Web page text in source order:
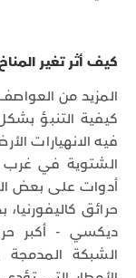
كيف أثر تغير
المزيد من
كيفية التنبؤ
فيه الانهيارات
الشتوية في غرب
أدوات على بعض
حرائق
ديكسي - أكبر
الشبكة